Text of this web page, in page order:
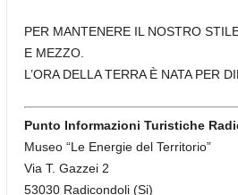
PER MANTENERE IL NOSTRO
E MEZZO.
L’ORA DELLA TERRA È NATA PER
Punto Informazioni Turistiche
Museo “Le Energie del Territorio”
Via T. Gazzei 2
53030 Radicondoli (Si)